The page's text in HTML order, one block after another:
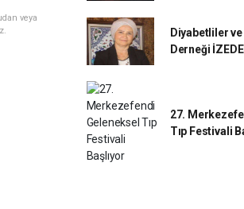
veya
Diyabetliler
Derneği
27.
Tıp Festivali